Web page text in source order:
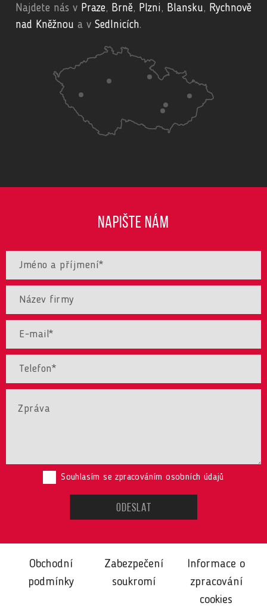
Najdete nás v Praze, Brně, Plzni, Blansku, Rychnově
nad Kněžnou a v Sedlnicích.
NAPIŠTE NÁM
Souhlasím se zpracováním osobních údajů
Obchodní
podmínky
Zabezpečení
soukromí
Informace o
zpracování
cookies